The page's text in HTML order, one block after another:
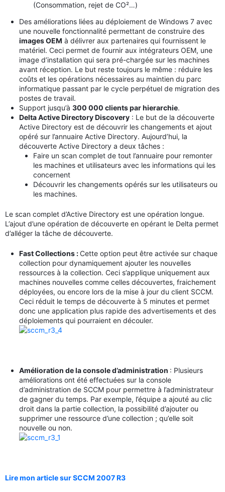
(Consommation, rejet de CO²…)
Des améliorations liées au déploiement de Windows 7 avec
une nouvelle fonctionnalité permettant de construire des
images OEM à délivrer aux partenaires qui fournissent le
matériel. Ceci permet de fournir aux intégrateurs OEM, une
image d’installation qui sera pré-chargée sur les machines
avant réception. Le but reste toujours le même : réduire les
coûts et les opérations nécessaires au maintien du parc
informatique passant par le cycle perpétuel de migration des
postes de travail.
Support jusqu’à 300 000 clients par hierarchie.
Delta Active Directory Discovery : Le but de la découverte
Active Directory est de découvrir les changements et ajout
opéré sur l’annuaire Active Directory. Aujourd’hui, la
découverte Active Directory a deux tâches :
Faire un scan complet de tout l’annuaire pour remonter
les machines et utilisateurs avec les informations qui les
concernent
Découvrir les changements opérés sur les utilisateurs ou
les machines.
Le scan complet d’Active Directory est une opération longue.
L’ajout d’une opération de découverte en opérant le Delta permet
d’alléger la tâche de découverte.
Fast Collections :Cette option peut être activée sur chaque
collection pour dynamiquement ajouter les nouvelles
ressources à la collection. Ceci s’applique uniquement aux
machines nouvelles comme celles découvertes, fraichement
déployées, ou encore lors de la mise à jour du client SCCM.
Ceci réduit le temps de découverte à 5 minutes et permet
donc une application plus rapide des advertisements et des
déploiements qui pourraient en découler.
Amélioration de la console d’administration : Plusieurs
améliorations ont été effectuées sur la console
d’administration de SCCM pour permettre à l’administrateur
de gagner du temps. Par exemple, l’équipe a ajouté au clic
droit dans la partie collection, la possibilité d’ajouter ou
supprimer une ressource d’une collection ; qu’elle soit
nouvelle ou non.
Lire mon article sur SCCM 2007 R3